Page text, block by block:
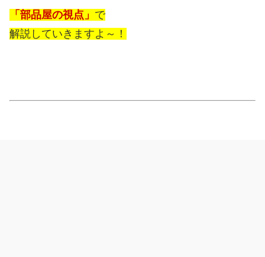
「部品屋の視点」 で
解説していきますよ～！